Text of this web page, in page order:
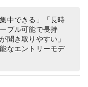
音楽 オーディオリ
ディング 録音…
中できる」「長時
ブル可能で長持
聞き取りやすい」
なエントリーモデ